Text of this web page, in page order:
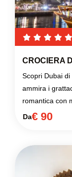
CROCIERA
Scopri Dubai
ammira i
romantica con
Da€ 90